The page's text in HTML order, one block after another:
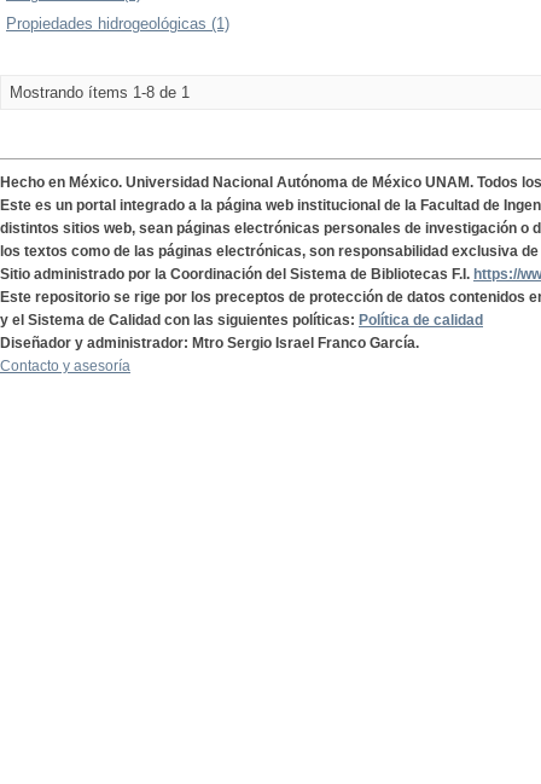
Propiedades hidrogeológicas (1)
Mostrando ítems 1-8 de 1
Hecho en México. Universidad Nacional Autónoma de México UNAM. Todos
Este es un portal integrado a la página web institucional de la Facultad de
distintos sitios web, sean páginas electrónicas personales de investigación o
los textos como de las páginas electrónicas, son responsabilidad exclusiva
Sitio administrado por la Coordinación del Sistema de Bibliotecas F.I. https://
Este repositorio se rige por los preceptos de protección de datos contenidos
y el Sistema de Calidad con las siguientes políticas: Política de calidad
Diseñador y administrador: Mtro Sergio Israel Franco García.
Contacto y asesoría